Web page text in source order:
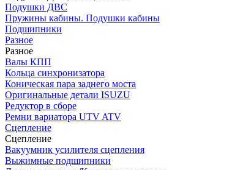
Подушки ДВС
Пружины кабины. Подушки кабины
Подшипники
Разное
Разное
Валы КПП
Кольца синхронизатора
Коническая пара заднего моста
Оригинальные детали ISUZU
Редуктор в сборе
Ремни вариатора UTV ATV
Сцепление
Сцепление
Вакуумник усилителя сцепления
Выжимные подшипники